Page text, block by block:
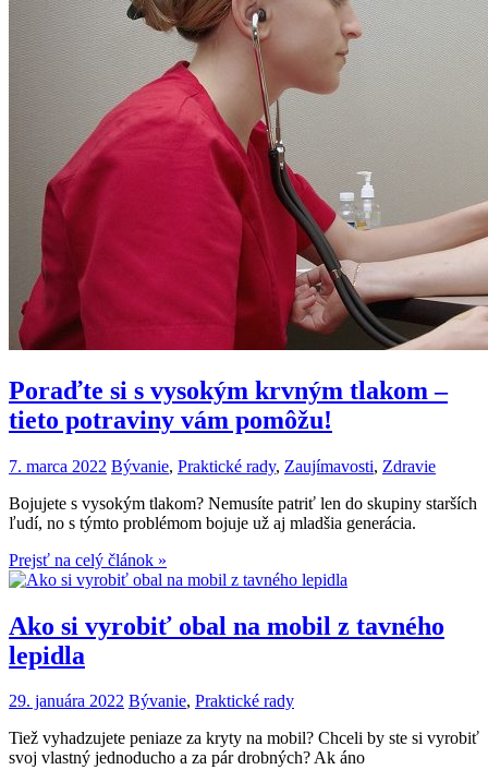
Poraďte si s vysokým krvným tlakom –
tieto potraviny vám pomôžu!
7. marca 2022 Bývanie, Praktické rady, Zaujímavosti, Zdravie
Bojujete s vysokým tlakom? Nemusíte patriť len do skupiny starších
ľudí, no s týmto problémom bojuje už aj mladšia generácia.
Prejsť na celý článok »
Ako si vyrobiť obal na mobil z tavného
lepidla
29. januára 2022 Bývanie, Praktické rady
Tiež vyhadzujete peniaze za kryty na mobil? Chceli by ste si vyrobiť
svoj vlastný jednoducho a za pár drobných? Ak áno